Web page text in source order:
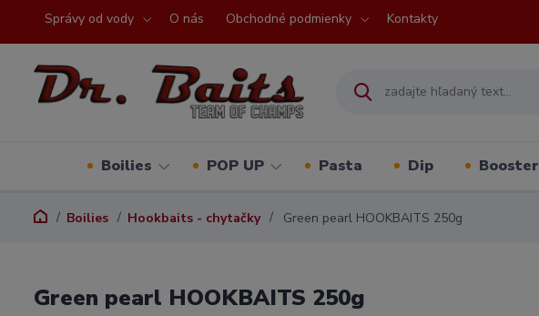
Správy od vody O nás Obchodné podmienky Kontakty
Boilies POP UP Pasta Dip Booster
Boilies Hookbaits - chytačky Green pearl HOOKBAITS 250g
Green pearl HOOKBAITS 250g